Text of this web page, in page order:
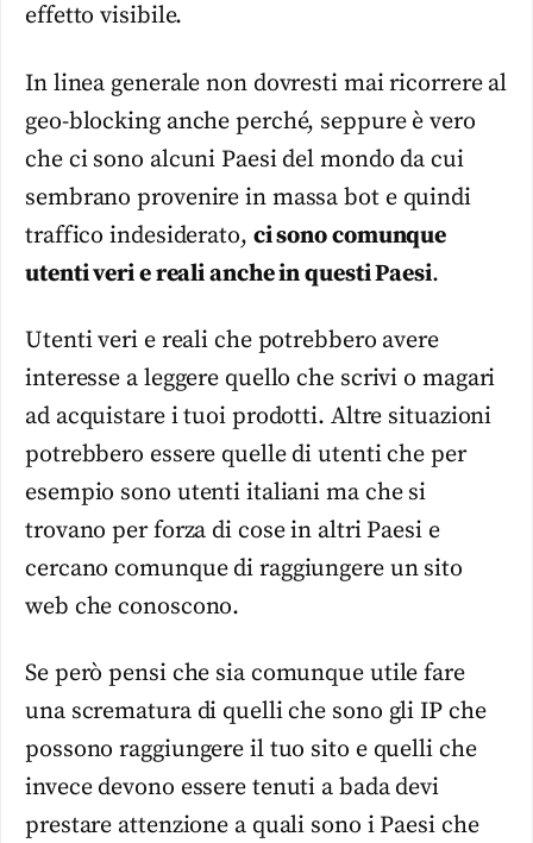
effetto visibile.
In linea generale non dovresti mai ricorrere al
geo-blocking anche perché, seppure è vero
che ci sono alcuni Paesi del mondo da cui
sembrano provenire in massa bot e quindi
traffico indesiderato, ci sono comunque
utenti veri e reali anche in questi Paesi.
Utenti veri e reali che potrebbero avere
interesse a leggere quello che scrivi o magari
ad acquistare i tuoi prodotti. Altre situazioni
potrebbero essere quelle di utenti che per
esempio sono utenti italiani ma che si
trovano per forza di cose in altri Paesi e
cercano comunque di raggiungere un sito
web che conoscono.
Se però pensi che sia comunque utile fare
una scrematura di quelli che sono gli IP che
possono raggiungere il tuo sito e quelli che
invece devono essere tenuti a bada devi
prestare attenzione a quali sono i Paesi che